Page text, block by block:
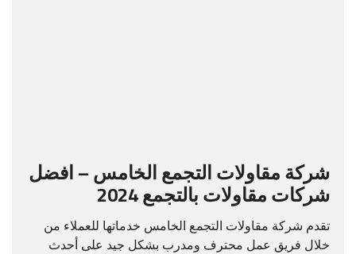
شركة مقاولات التجمع الخامس – افضل
شركات مقاولات بالتجمع 2024
تقدم شركة مقاولات التجمع الخامس خدماتها للعملاء من
خلال فريق عمل محترف ومدرب بشكل جيد على أحدث